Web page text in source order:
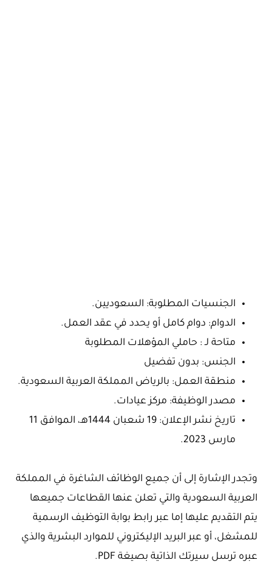
الجنسيات المطلوبة: السعوديين.
الدوام: دوام كامل أو يحدد في عقد العمل.
متاحة لـ : حاملي المؤهلات المطلوبة
الجنس: بدون تفضيل
منطقة العمل: بالرياض المملكة العربية السعودية.
مصدر الوظيفة: مركز عيادات.
تاريخ نشر الإعلان: 19 شعبان 1444هـ، الموافق 11
مارس 2023.
وتجدر الإشارة إلى أن جميع الوظائف الشاغرة في المملكة
العربية السعودية والتي تعلن عنها القطاعات جميعها
يتم التقديم عليها إما عبر رابط بوابة التوظيف الرسمية
للمشغل، أو عبر البريد الإليكتروني للموارد البشرية والذي
عبره ترسل سيرتك الذاتية بصيغة PDF.